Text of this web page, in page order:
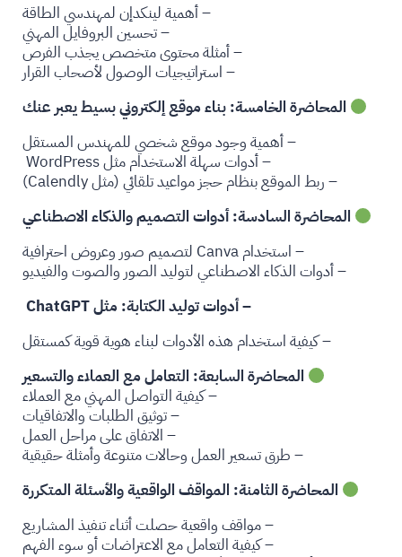
– أهمية لينكدإن لمهندسي الطاقة
– تحسين البروفايل المهني
– أمثلة محتوى متخصص يجذب الفرص
– استراتيجيات الوصول لأصحاب القرار
المحاضرة الخامسة: بناء موقع إلكتروني بسيط يعبر عنك
– أهمية وجود موقع شخصي للمهندس المستقل
– أدوات سهلة الاستخدام مثل WordPress
– ربط الموقع بنظام حجز مواعيد تلقائي (مثل Calendly)
المحاضرة السادسة: أدوات التصميم والذكاء الاصطناعي
– استخدام Canva لتصميم صور وعروض احترافية
– أدوات الذكاء الاصطناعي لتوليد الصور والصوت والفيديو
– أدوات توليد الكتابة: مثل ChatGPT
– كيفية استخدام هذه الأدوات لبناء هوية قوية كمستقل
المحاضرة السابعة: التعامل مع العملاء والتسعير
– كيفية التواصل المهني مع العملاء
– توثيق الطلبات والاتفاقيات
– الاتفاق على مراحل العمل
– طرق تسعير العمل وحالات متنوعة وأمثلة حقيقية
المحاضرة الثامنة: المواقف الواقعية والأسئلة المتكررة
– مواقف واقعية حصلت أثناء تنفيذ المشاريع
– كيفية التعامل مع الاعتراضات أو سوء الفهم